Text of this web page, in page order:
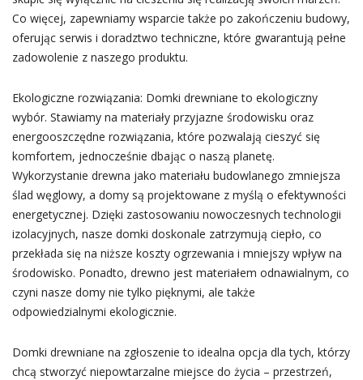
Co więcej, zapewniamy wsparcie także po zakończeniu budowy,
oferując serwis i doradztwo techniczne, które gwarantują pełne
zadowolenie z naszego produktu.
Ekologiczne rozwiązania: Domki drewniane to ekologiczny
wybór. Stawiamy na materiały przyjazne środowisku oraz
energooszczędne rozwiązania, które pozwalają cieszyć się
komfortem, jednocześnie dbając o naszą planetę.
Wykorzystanie drewna jako materiału budowlanego zmniejsza
ślad węglowy, a domy są projektowane z myślą o efektywności
energetycznej. Dzięki zastosowaniu nowoczesnych technologii
izolacyjnych, nasze domki doskonale zatrzymują ciepło, co
przekłada się na niższe koszty ogrzewania i mniejszy wpływ na
środowisko. Ponadto, drewno jest materiałem odnawialnym, co
czyni nasze domy nie tylko pięknymi, ale także
odpowiedzialnymi ekologicznie.
Domki drewniane na zgłoszenie to idealna opcja dla tych, którzy
chcą stworzyć niepowtarzalne miejsce do życia – przestrzeń,